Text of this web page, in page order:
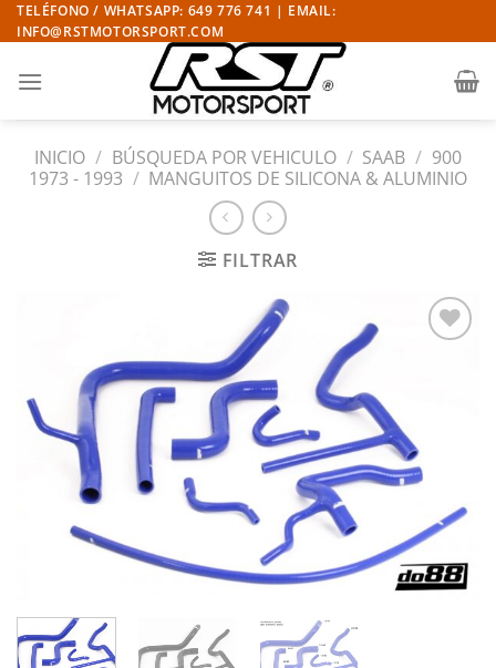
Saltar
al
TELÉFONO / WHATSAPP: 649 776 741 | EMAIL:
INFO@RSTMOTORSPORT.COM
INICIO / BÚSQUEDA POR VEHICULO / SAAB / 900
1973 - 1993 / MANGUITOS DE SILICONA & ALUMINIO
FILTRAR